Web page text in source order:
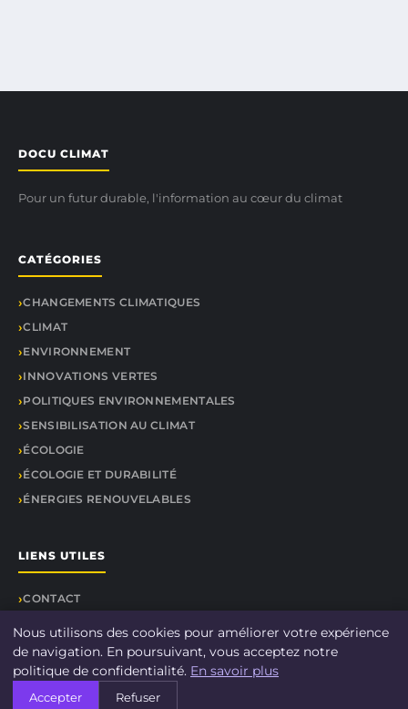
DOCU CLIMAT
Pour un futur durable, l'information au cœur du climat
CATÉGORIES
CHANGEMENTS CLIMATIQUES
CLIMAT
ENVIRONNEMENT
INNOVATIONS VERTES
POLITIQUES ENVIRONNEMENTALES
SENSIBILISATION AU CLIMAT
ÉCOLOGIE
ÉCOLOGIE ET DURABILITÉ
ÉNERGIES RENOUVELABLES
LIENS UTILES
CONTACT
© 2026 DOCU CLIMAT. Tous droits réservés.
À propos
Mentions légales
Nous utilisons des cookies pour améliorer votre expérience
de navigation. En poursuivant, vous acceptez notre
politique de confidentialité. En savoir plus
Accepter Refuser